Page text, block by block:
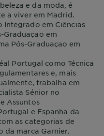
e da moda, é
a viver em Madrid.
Integrado em Ciências
Graduaçao em
Pós-Graduaçao em
Portugal como Técnica
e, mais
trabalha em
Sénior no
Assuntos
e Espanha da
as categorias de
da marca Garnier.